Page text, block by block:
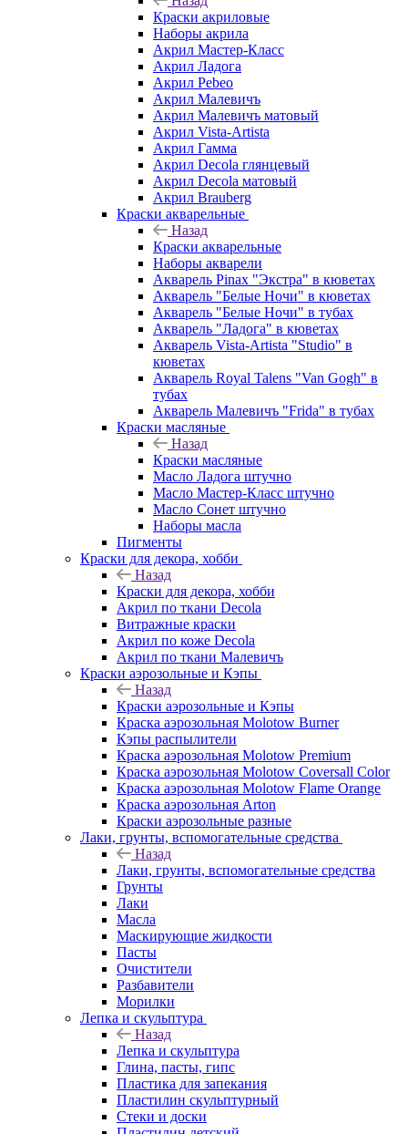
Краски акриловые
Наборы акрила
Акрил Мастер-Класс
Акрил Ладога
Акрил Pebeo
Акрил Малевичъ
Акрил Малевичъ матовый
Акрил Vista-Artista
Акрил Гамма
Акрил Decola глянцевый
Акрил Decola матовый
Акрил Brauberg
Краски акварельные
Назад
Краски акварельные
Наборы акварели
Акварель Pinax "Экстра" в кюветах
Акварель "Белые Ночи" в кюветах
Акварель "Белые Ночи" в тубах
Акварель "Ладога" в кюветах
Акварель Vista-Artista "Studio" в
кюветах
Акварель Royal Talens "Van Gogh" в
тубах
Акварель Малевичъ "Frida" в тубах
Краски масляные
Назад
Краски масляные
Масло Ладога штучно
Масло Мастер-Класс штучно
Масло Сонет штучно
Наборы масла
Пигменты
Краски для декора, хобби
Назад
Краски для декора, хобби
Акрил по ткани Decola
Витражные краски
Акрил по коже Decola
Акрил по ткани Малевичъ
Краски аэрозольные и Кэпы
Назад
Краски аэрозольные и Кэпы
Краска аэрозольная Molotow Burner
Кэпы распылители
Краска аэрозольная Molotow Premium
Краска аэрозольная Molotow Coversall Color
Краска аэрозольная Molotow Flame Orange
Краска аэрозольная Arton
Краски аэрозольные разные
Лаки, грунты, вспомогательные средства
Назад
Лаки, грунты, вспомогательные средства
Грунты
Лаки
Масла
Маскирующие жидкости
Пасты
Очистители
Разбавители
Морилки
Лепка и скульптура
Назад
Лепка и скульптура
Глина, пасты, гипс
Пластика для запекания
Пластилин скульптурный
Стеки и доски